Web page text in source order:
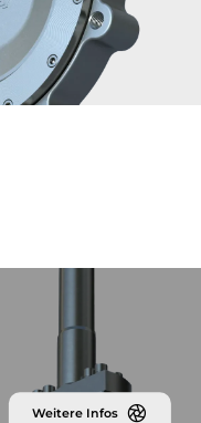
Weitere Infos